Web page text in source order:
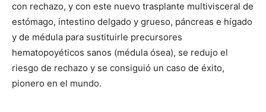
con rechazo, y con este nuevo trasplante multivisceral de
estómago, intestino delgado y grueso, páncreas e hígado
y de médula para sustituirle precursores
hematopoyéticos sanos (médula ósea), se redujo el
riesgo de rechazo y se consiguió un caso de éxito,
pionero en el mundo.